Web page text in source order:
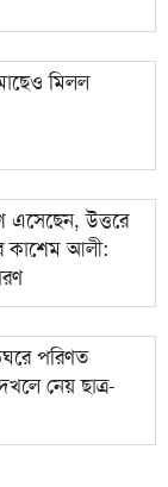
মিলল
উত্তরে
কাশেম আলী:
পরিণত
নেয় ছাত্র-